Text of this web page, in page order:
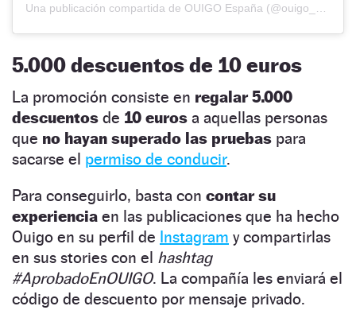
Una publicación compartida de OUIGO España (@ouigo_es)
5.000 descuentos de 10 euros
La promoción consiste en regalar 5.000
descuentos de 10 euros a aquellas personas
que no hayan superado las pruebas para
sacarse el permiso de conducir.
Para conseguirlo, basta con contar su
experiencia en las publicaciones que ha hecho
Ouigo en su perfil de Instagram y compartirlas
en sus stories con el hashtag
#AprobadoEnOUIGO. La compañía les enviará el
código de descuento por mensaje privado.